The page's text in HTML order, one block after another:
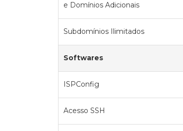
e Domínios Adicionais
Subdomínios Ilimitados
Softwares
ISPConfig
Acesso SSH